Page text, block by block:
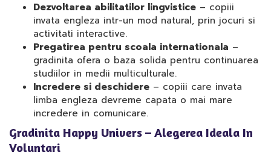
Dezvoltarea abilitatilor lingvistice – copiii
invata engleza intr-un mod natural, prin jocuri si
activitati interactive.
Pregatirea pentru scoala internationala –
gradinita ofera o baza solida pentru continuarea
studiilor in medii multiculturale.
Incredere si deschidere – copiii care invata
limba engleza devreme capata o mai mare
incredere in comunicare.
Gradinita Happy Univers – Alegerea Ideala In
Voluntari